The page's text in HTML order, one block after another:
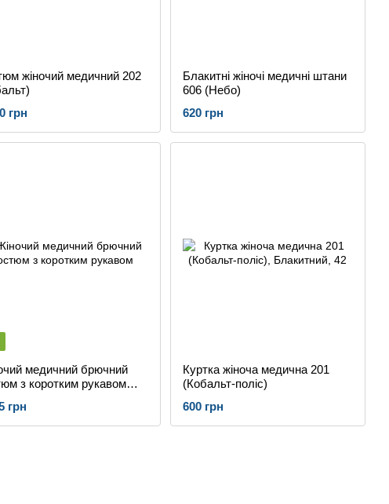
жіночий медичний 202
грн
Блакитні жіночі медичні штани
606 (Небо)
620 грн
медичний брючний
з коротким рукавом
604
грн
Куртка жіноча медична 201
(Кобальт-поліс)
600 грн